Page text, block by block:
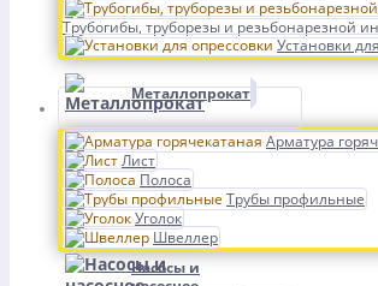
Трубогибы, труборезы и резьбонарезной
Установки
Металлопрокат
Арматура
Лист
Полоса
Трубы профильные
Уголок
Швеллер
Насосы и